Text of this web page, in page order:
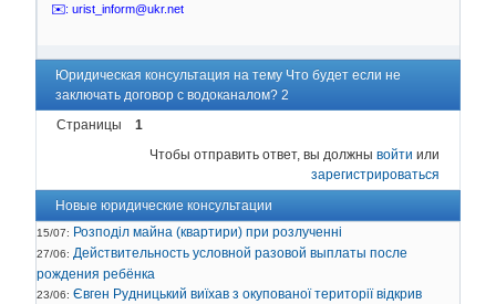
✉️: urist_inform@ukr.net
Юридическая консультация на тему Что будет если не
заключать договор с водоканалом? 2
Страницы
1
Чтобы отправить ответ, вы должны войти или
зарегистрироваться
Новые юридические консультации
15/07: Розподіл майна (квартири) при розлученні
27/06: Действительность условной разовой выплаты после
рождения ребёнка
23/06: Євген Рудницький виїхав з окупованої території відкрив